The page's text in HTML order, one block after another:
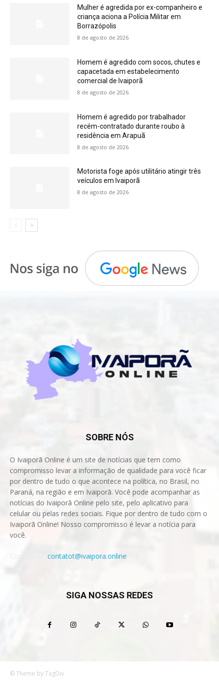
Mulher é agredida por ex-companheiro e
criança aciona a Polícia Militar em
Borrazópolis
8 de agosto de 2026
Homem é agredido com socos, chutes e
capacetada em estabelecimento
comercial de Ivaiporã
8 de agosto de 2026
Homem é agredido por trabalhador
recém-contratado durante roubo à
residência em Arapuã
8 de agosto de 2026
Motorista foge após utilitário atingir três
veículos em Ivaiporã
8 de agosto de 2026
SOBRE NÓS
O Ivaiporã Online é um site de notícias que tem como
compromisso levar a informação de qualidade para você ficar
por dentro de tudo o que acontece na política, no Brasil, no
Paraná, na região e em Ivaiporã. Você pode acompanhar as
notícias do Ivaiporã Online pelo site, pelo aplicativo para
celular ou pelas redes sociais. Fique por dentro de tudo com o
Ivaiporã Online! Nosso compromisso é levar a notícia para
você.
contatot@ivaipora.online
SIGA NOSSAS REDES
© Theme by TagDiv